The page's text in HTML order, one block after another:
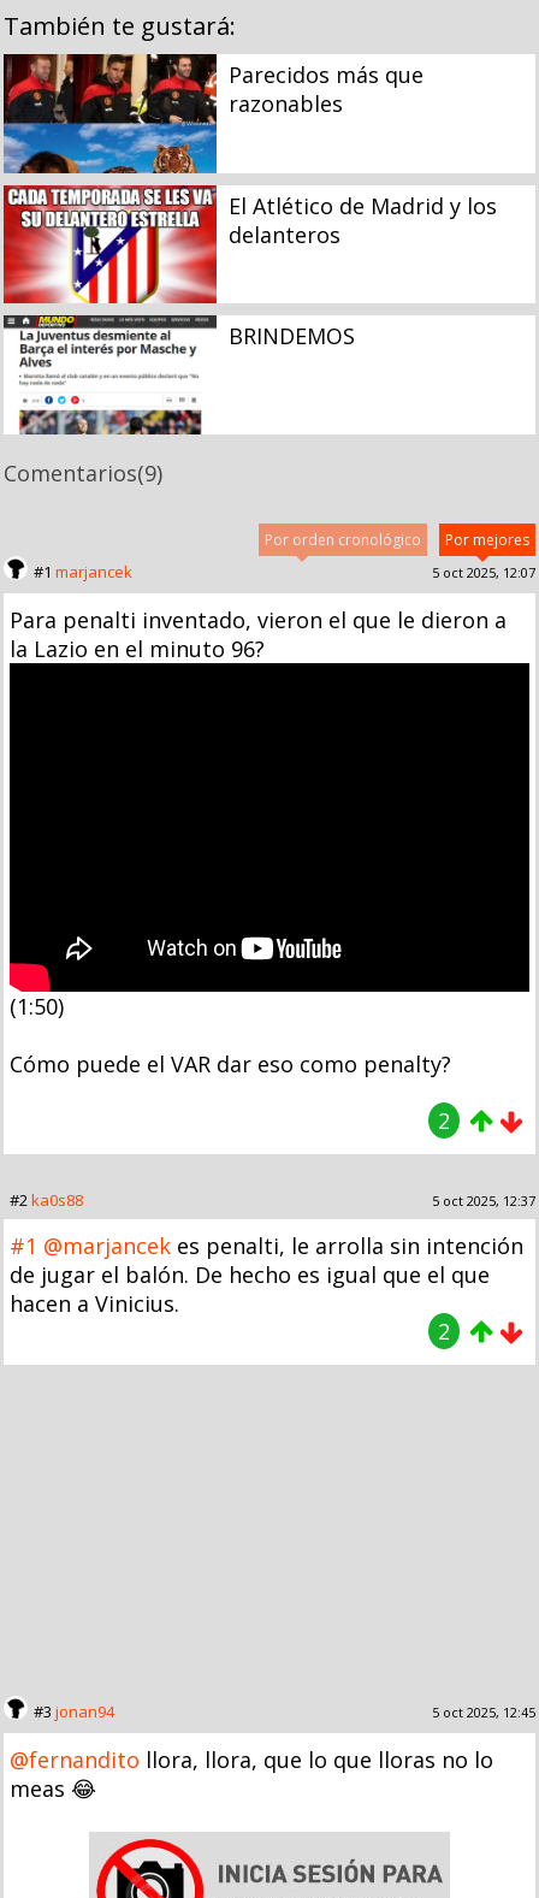
También te gustará:
Parecidos más que
razonables
El Atlético de Madrid y los
delanteros
BRINDEMOS
Comentarios(9)
Por mejores
Por orden cronológico
#1 marjancek 5 oct 2025, 12:07
Para penalti inventado, vieron el que le dieron a
la Lazio en el minuto 96?
(1:50)
Cómo puede el VAR dar eso como penalty?
2
#2ka0s88 5 oct 2025, 12:37
#1 @marjancek es penalti, le arrolla sin intención
de jugar el balón. De hecho es igual que el que
hacen a Vinicius.
2
#3 jonan94 5 oct 2025, 12:45
@fernandito llora, llora, que lo que lloras no lo
meas 😂